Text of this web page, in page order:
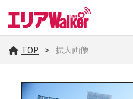
TOP 拡大画像